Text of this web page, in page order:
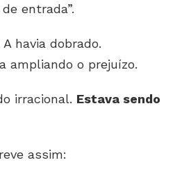
entrada”.
havia dobrado.
ampliando o prejuízo.
irracional. Estava sendo
assim: